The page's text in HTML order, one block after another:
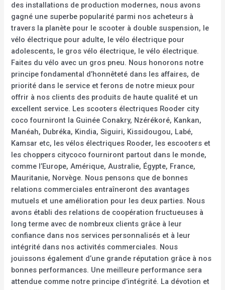
des installations de production modernes, nous avons
gagné une superbe popularité parmi nos acheteurs à
travers la planète pour le scooter à double suspension, le
vélo électrique pour adulte, le vélo électrique pour
adolescents, le gros vélo électrique, le vélo électrique.
Faites du vélo avec un gros pneu. Nous honorons notre
principe fondamental d’honnêteté dans les affaires, de
priorité dans le service et ferons de notre mieux pour
offrir à nos clients des produits de haute qualité et un
excellent service. Les scooters électriques Rooder city
coco fourniront la Guinée Conakry, Nzérékoré, Kankan,
Manéah, Dubréka, Kindia, Siguiri, Kissidougou, Labé,
Kamsar etc, les vélos électriques Rooder, les escooters et
les choppers citycoco fourniront partout dans le monde,
comme l’Europe, Amérique, Australie, Égypte, France,
Mauritanie, Norvège. Nous pensons que de bonnes
relations commerciales entraîneront des avantages
mutuels et une amélioration pour les deux parties. Nous
avons établi des relations de coopération fructueuses à
long terme avec de nombreux clients grâce à leur
confiance dans nos services personnalisés et à leur
intégrité dans nos activités commerciales. Nous
jouissons également d’une grande réputation grâce à nos
bonnes performances. Une meilleure performance sera
attendue comme notre principe d’intégrité. La dévotion et